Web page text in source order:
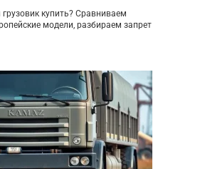
купить? Сравниваем
модели, разбираем запрет